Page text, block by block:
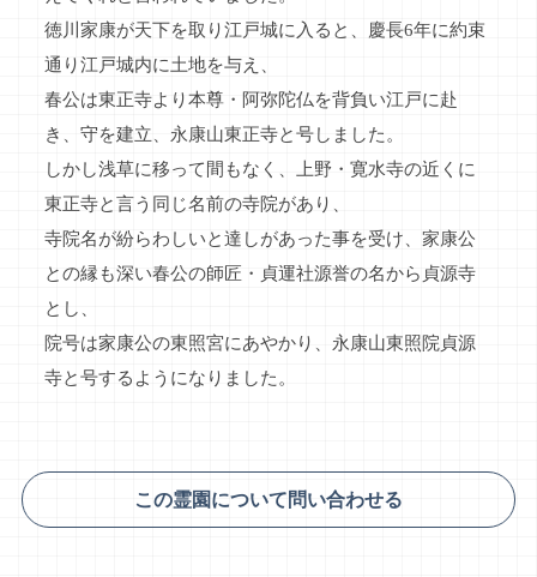
徳川家康が天下を取り江戸城に入ると、慶長6年に約束
通り江戸城内に土地を与え、
春公は東正寺より本尊・阿弥陀仏を背負い江戸に赴
き、守を建立、永康山東正寺と号しました。
しかし浅草に移って間もなく、上野・寛水寺の近くに
東正寺と言う同じ名前の寺院があり、
寺院名が紛らわしいと達しがあった事を受け、家康公
との縁も深い春公の師匠・貞運社源誉の名から貞源寺
とし、
院号は家康公の東照宮にあやかり、永康山東照院貞源
寺と号するようになりました。
この霊園について問い合わせる